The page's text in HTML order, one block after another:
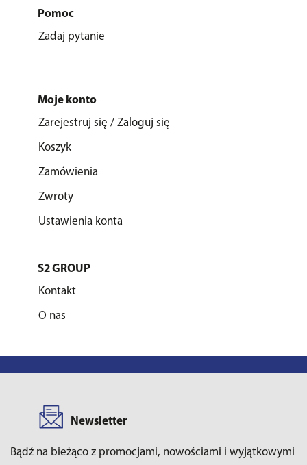
Pomoc
Zadaj pytanie
Moje konto
Zarejestruj się / Zaloguj się
Koszyk
Zamówienia
Zwroty
Ustawienia konta
S2 GROUP
Kontakt
O nas
Newsletter
Bądź na bieżąco z promocjami, nowościami i wyjątkowymi